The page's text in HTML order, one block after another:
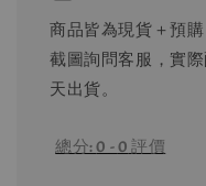
商品皆為現貨＋預
截圖詢問客服，實
天出貨。
總分:0 -0 評價